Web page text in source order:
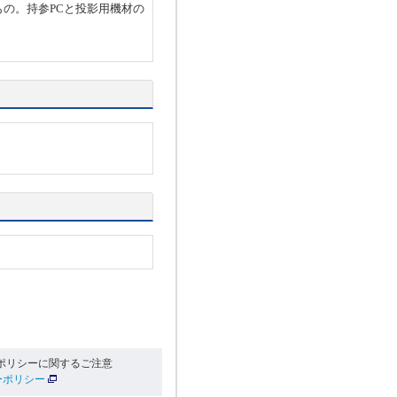
。持参PCと投影用機材の
リシーに関するご注意
リシー